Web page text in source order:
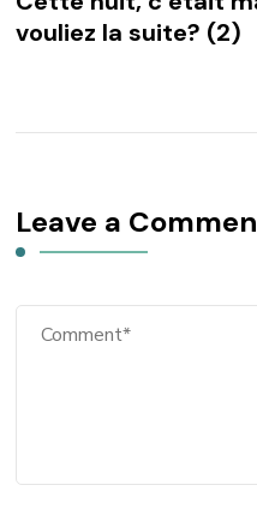
vouliez la suite? (2)
Leave a